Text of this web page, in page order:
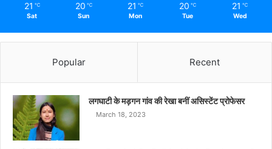
21 ℃
Sat
20 ℃
Sun
21 ℃
Mon
20 ℃
Tue
21 ℃
Wed
Popular Recent
लगघाटी के मड़गन गांव की रेखा बनीं असिस्टेंट प्रोफेसर
March 18, 2023